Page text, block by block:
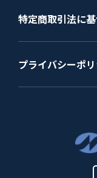
特定商取引法に
プライバシーポ